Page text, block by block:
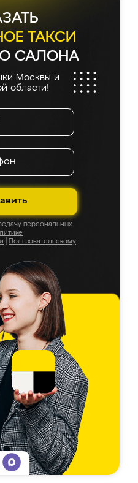
ТАКСИ
САЛОНА
Москвы и
области!
персональных
Пользовательскому